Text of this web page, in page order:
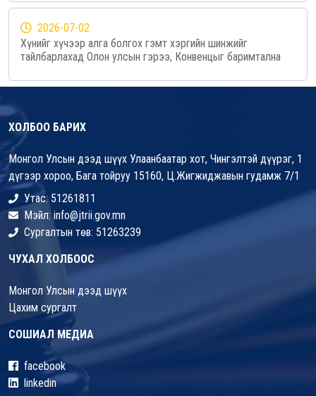
2026-07-02
Хүнийг хүчээр алга болгох гэмт хэргийн шинжийг
тайлбарлахад Олон улсын гэрээ, Конвенцыг баримтална
ХОЛБОО БАРИХ
Монгол Улсын дээд шүүх Улаанбаатар хот, Чингэлтэй дүүрэг, 1
дүгээр хороо, Бага тойруу 15160, Ц.Жигжиджавын гудамж 7/1
Утас: 51261811
Мэйл: info@jtrii.gov.mn
Сургалтын төв: 51263239
ЧУХАЛ ХОЛБООС
Монгол Улсын дээд шүүх
Цахим сургалт
СОШИАЛ МЕДИА
facebook
linkedin